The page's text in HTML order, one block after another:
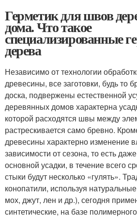
Герметик для швов
дома. Что такое
специализированные
дерева
Независимо от технологии
древесины, все заготовки, будь то
доска, подвержены естественной
деревянных домов характерна
которой расходятся швы между
растрескивается само бревно.
древесины характерно изменение
зависимости от сезона, то есть
основной усадки, в течение всего
стыки будут несколько «гулять».
конопатили, используя
мох, джут, лен и др.), сегодня
синтетические, на базе